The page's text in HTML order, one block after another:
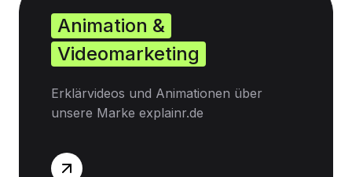
Animation &
Videomarketing
Erklärvideos und Animationen über
unsere Marke explainr.de